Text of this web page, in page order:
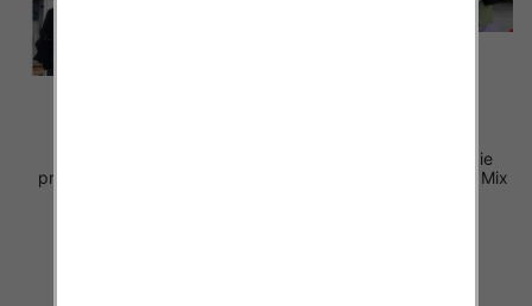
produkt) Roz Standard, Mix
Kurtki damskie (Włoskie
produkt) Roz Standard, Mix